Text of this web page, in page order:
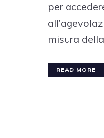
per
misura della
READ MORE